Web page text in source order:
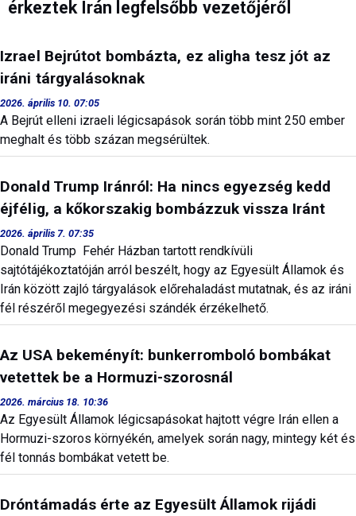
érkeztek Irán legfelsőbb vezetőjéről
Izrael Bejrútot bombázta, ez aligha tesz jót az
iráni tárgyalásoknak
2026. április 10. 07:05
A Bejrút elleni izraeli légicsapások során több mint 250 ember
meghalt és több százan megsérültek.
Donald Trump Iránról: Ha nincs egyezség kedd
éjfélig, a kőkorszakig bombázzuk vissza Iránt
2026. április 7. 07:35
Donald Trump Fehér Házban tartott rendkívüli
sajtótájékoztatóján arról beszélt, hogy az Egyesült Államok és
Irán között zajló tárgyalások előrehaladást mutatnak, és az iráni
fél részéről megegyezési szándék érzékelhető.
Az USA bekeményít: bunkerromboló bombákat
vetettek be a Hormuzi-szorosnál
2026. március 18. 10:36
Az Egyesült Államok légicsapásokat hajtott végre Irán ellen a
Hormuzi-szoros környékén, amelyek során nagy, mintegy két és
fél tonnás bombákat vetett be.
Dróntámadás érte az Egyesült Államok rijádi